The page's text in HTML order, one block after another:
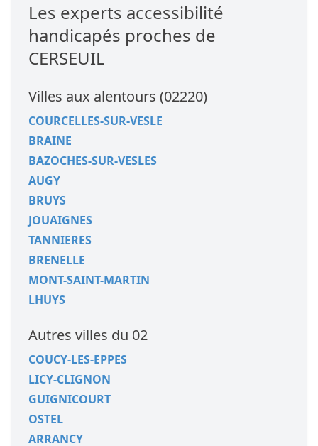
Les experts accessibilité
handicapés proches de
CERSEUIL
Villes aux alentours (02220)
COURCELLES-SUR-VESLE
BRAINE
BAZOCHES-SUR-VESLES
AUGY
BRUYS
JOUAIGNES
TANNIERES
BRENELLE
MONT-SAINT-MARTIN
LHUYS
Autres villes du 02
COUCY-LES-EPPES
LICY-CLIGNON
GUIGNICOURT
OSTEL
ARRANCY